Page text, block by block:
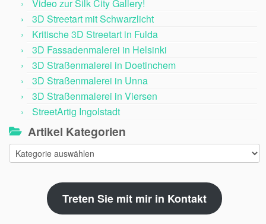
Video zur Silk City Gallery!
3D Streetart mit Schwarzlicht
Kritische 3D Streetart in Fulda
3D Fassadenmalerei in Helsinki
3D Straßenmalerei in Doetinchem
3D Straßenmalerei in Unna
3D Straßenmalerei in Viersen
StreetArtig Ingolstadt
Artikel Kategorien
Artikel
Kategorien
Treten Sie mit mir in Kontakt